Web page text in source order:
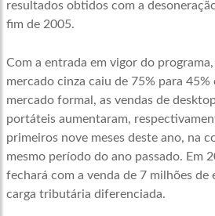
resultados obtidos com a
fim de 2005.
Com a entrada em vigor do
mercado cinza caiu de 75% para 45%
mercado formal, as vendas de
portáteis aumentaram,
primeiros nove meses deste ano, na
mesmo período do ano passado. Em
fechará com a venda de 7 milhões de
carga tributária diferenciada.